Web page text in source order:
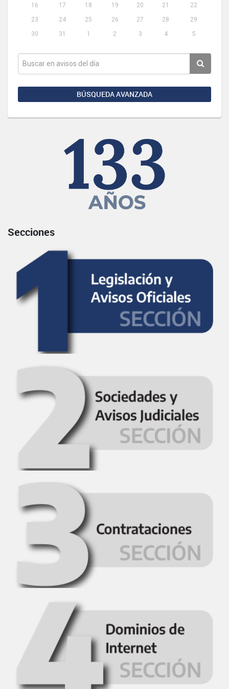
16
17 18 19 20 21
22
23
24 25 26 27 28
29
30
31 1 2 3 4 5
BÚSQUEDA AVANZADA
Secciones